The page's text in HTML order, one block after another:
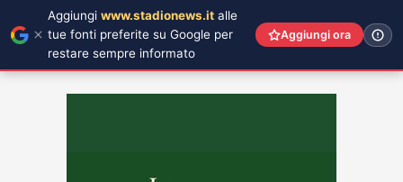
Aggiungi www.stadionews.it alle
tue fonti preferite su Google per
restare sempre informato
Aggiungi ora